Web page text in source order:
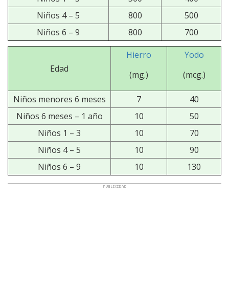
Niños 4 – 5
800
500
Niños 6 – 9
800 700
Edad
Hierro
(mg.)
Yodo
(mcg.)
Niños menores 6 meses 7
40
Niños 6 meses – 1 año
10
50
Niños 1 – 3
10
70
Niños 4 – 5
10
90
Niños 6 – 9
10 130